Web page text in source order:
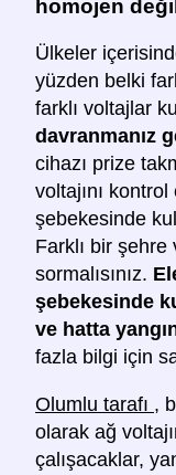
homojen
Ülkeler
yüzden belki
farklı voltajlar
davranmanız
cihazı prize
voltajını
şebekesinde
Farklı bir şehre
sormalısınız.
şebekesinde
ve hatta
fazla bilgi için
Olumlu tarafı ,
olarak ağ
çalışacaklar,